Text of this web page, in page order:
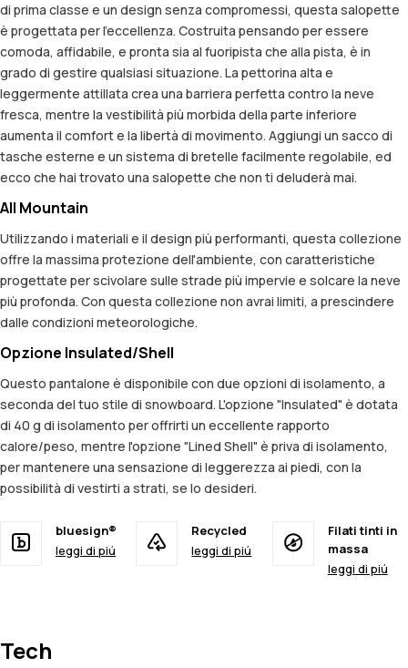
di prima classe e un design senza compromessi, questa salopette
è progettata per l'eccellenza. Costruita pensando per essere
comoda, affidabile, e pronta sia al fuoripista che alla pista, è in
grado di gestire qualsiasi situazione. La pettorina alta e
leggermente attillata crea una barriera perfetta contro la neve
fresca, mentre la vestibilità più morbida della parte inferiore
aumenta il comfort e la libertà di movimento. Aggiungi un sacco di
tasche esterne e un sistema di bretelle facilmente regolabile, ed
ecco che hai trovato una salopette che non ti deluderà mai.
All Mountain
Utilizzando i materiali e il design più performanti, questa collezione
offre la massima protezione dell'ambiente, con caratteristiche
progettate per scivolare sulle strade più impervie e solcare la neve
più profonda. Con questa collezione non avrai limiti, a prescindere
dalle condizioni meteorologiche.
Opzione Insulated/Shell
Questo pantalone è disponibile con due opzioni di isolamento, a
seconda del tuo stile di snowboard. L'opzione "Insulated" è dotata
di 40 g di isolamento per offrirti un eccellente rapporto
calore/peso, mentre l'opzione "Lined Shell" è priva di isolamento,
per mantenere una sensazione di leggerezza ai piedi, con la
possibilità di vestirti a strati, se lo desideri.
bluesign®
leggi di piú
Recycled
leggi di piú
Filati tinti in
massa
leggi di piú
Tech